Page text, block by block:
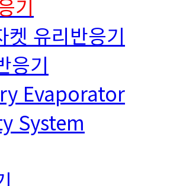
기
켓 유리반응기
응기
Evaporator
System